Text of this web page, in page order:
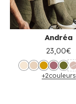
Andréa
23,00€
+2couleurs